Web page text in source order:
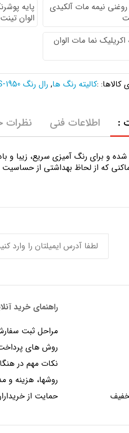
نیمه مات آلکیدی
پایه
الوان تینت
اکریلیک نما مات الوان
کالاها: :کالیته رنگ ها, رال رنگ NCS-1950
:
شده و برای رنگ آمیزی سریع،
اطلاعات فنی نظرات
راهنمای خرید
مراحل ثبت
روش های
نکات مهم در
روشها، هزینه و
حمایت از